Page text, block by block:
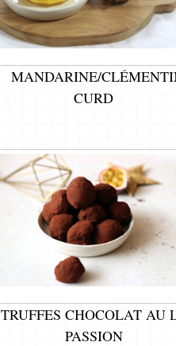
MANDARINE/
CURD
TRUFFES CHOCOLAT AU
PASSION